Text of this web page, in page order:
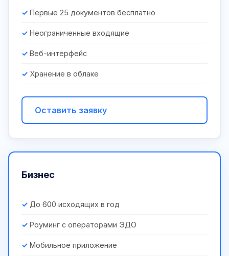
Первые 25 документов бесплатно
Неограниченные входящие
Веб-интерфейс
Хранение в облаке
Оставить заявку
Бизнес
До 600 исходящих в год
Роуминг с операторами ЭДО
Мобильное приложение